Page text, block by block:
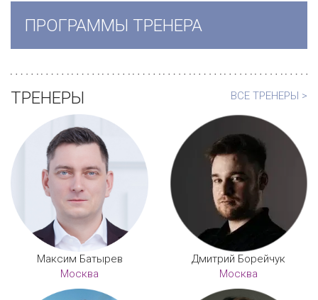
ПРОГРАММЫ ТРЕНЕРА
ВСЕ ТРЕНЕРЫ >
ТРЕНЕРЫ
Максим Батырев
Москва
Дмитрий Борейчук
Москва